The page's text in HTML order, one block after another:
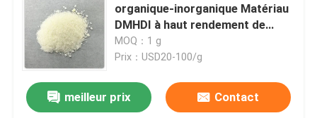
organique-inorganique Matériau
DMHDI à haut rendement de
conversion
MOQ：1 g
Prix：USD20-100/g
meilleur prix Contact